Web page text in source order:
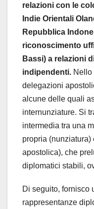
relazioni con le
Indie Orientali
Repubblica
riconoscimento
Bassi) a relazioni
indipendenti. Nello
delegazioni
alcune delle quali
internunziature. Si
intermedia tra una
propria
apostolica), che
diplomatici stabili,
Di seguito, fornisco
rappresentanze